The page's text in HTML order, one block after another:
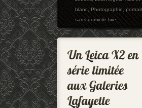
blanc,Photographie,portrait
sans domicile fixe